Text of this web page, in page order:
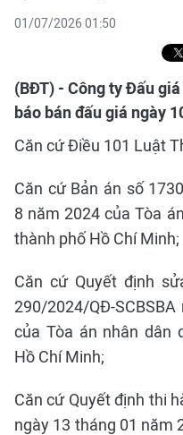
01/07/2026 01:50
(BĐT) - Công ty Đấu
báo bán đấu giá ngày
Căn cứ Điều 101 Luật
Căn cứ Bản án số
8 năm 2024 của Tòa
thành phố Hồ Chí Minh;
Căn cứ Quyết định
290/2024/QĐ-
của Tòa án nhân dân
Hồ Chí Minh;
Căn cứ Quyết định thi
ngày 13 tháng 01 năm